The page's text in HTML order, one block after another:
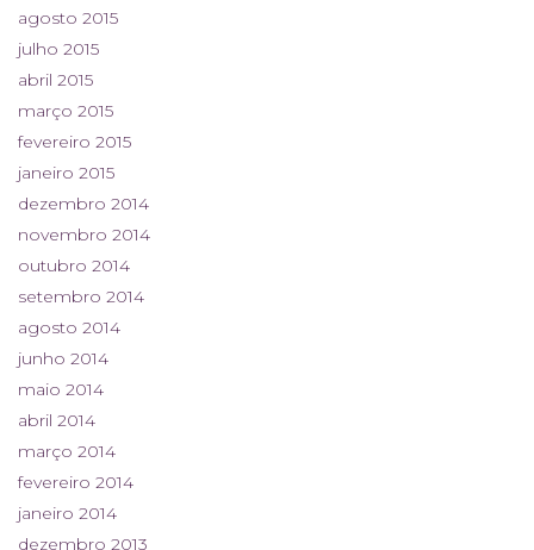
agosto 2015
julho 2015
abril 2015
março 2015
fevereiro 2015
janeiro 2015
dezembro 2014
novembro 2014
outubro 2014
setembro 2014
agosto 2014
junho 2014
maio 2014
abril 2014
março 2014
fevereiro 2014
janeiro 2014
dezembro 2013